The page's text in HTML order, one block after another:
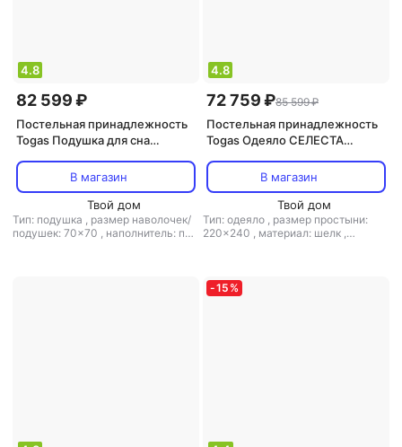
4.8
82 599 ₽
Постельная принадлежность
Togas Подушка для сна
В магазин
Твой дом
Тип: подушка , размер наволочек/
подушек: 70x70 , наполнитель: пух
4.8
72 759 ₽85 599 ₽
Постельная принадлежность
Togas Одеяло СЕЛЕСТА
шелк,48% хлопок,жаккард,
20.04.17.0080
В магазин
Твой дом
Тип: одеяло , размер простыни:
220x240 , материал: шелк ,
-15 %